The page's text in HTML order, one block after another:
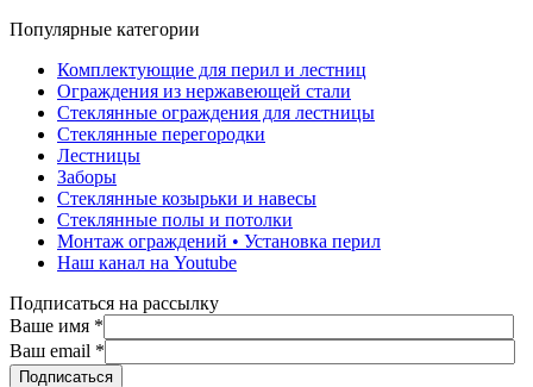
Популярные категории
Комплектующие для перил и лестниц
Ограждения из нержавеющей стали
Стеклянные ограждения для лестницы
Стеклянные перегородки
Лестницы
Заборы
Стеклянные козырьки и навесы
Стеклянные полы и потолки
Монтаж ограждений • Установка перил
Наш канал на Youtube
Подписаться на рассылку
Ваше имя *
Ваш email *